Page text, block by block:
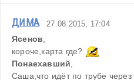
ДИМА 27.08.2015, 17:04
Ясенов
короче,карта где?
Понаехавший
Саша,что идёт по трубе